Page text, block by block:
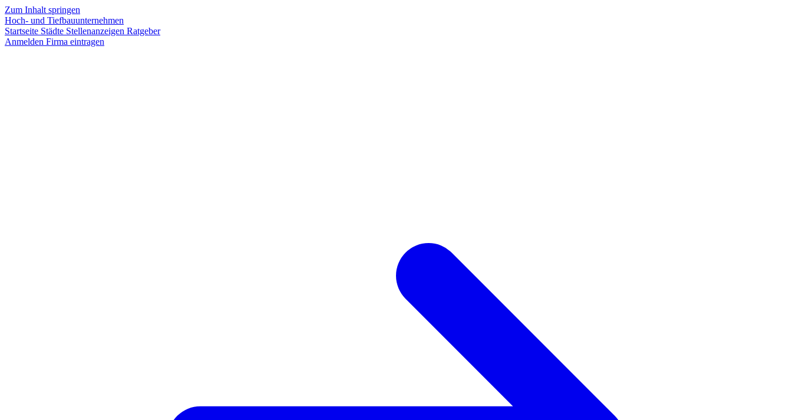
Zum Inhalt springen
Hoch- und Tiefbauunternehmen
Startseite Städte Stellenanzeigen Ratgeber
Anmelden Firma eintragen